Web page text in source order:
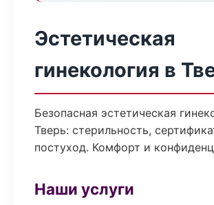
Эстетическая
гинекология в
Безопасная эстетическая
Тверь: стерильность,
постуход. Комфорт и
Наши услуги